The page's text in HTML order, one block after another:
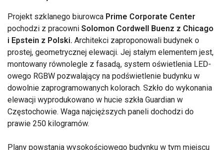
Projekt szklanego biurowca Prime Corporate Center
pochodzi z pracowni Solomon Cordwell Buenz z Chicago
i Epstein z Polski. Architekci zaproponowali budynek o
prostej, geometrycznej elewacji. Jej stałym elementem jest,
montowany równolegle z fasadą, system oświetlenia LED-
owego RGBW pozwalający na podświetlenie budynku w
dowolnie zaprogramowanych kolorach. Szkło do wykonania
elewacji wyprodukowano w hucie szkła Guardian w
Częstochowie. Waga najcięższych paneli dochodzi do
prawie 250 kilogramów.
Plany powstania wysokościowego budynku w tym miejscu